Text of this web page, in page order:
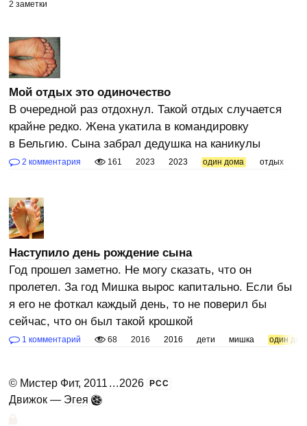
2 заметки
Мой отдых это одиночество
В очередной раз отдохнул. Такой отдых случается
крайне редко. Жена укатила в командировку
в Бельгию. Сына забрал дедушка на каникулы
2 комментария 161 2023 2023 один дома отдых
Наступило день рождение сына
Год прошел заметно. Не могу сказать, что он
пролетел. За год Мишка вырос капитально. Если бы
я его не фоткал каждый день, то не поверил бы
сейчас, что он был такой крошкой
1 комментарий 68 2016 2016 дети мишка один
© Мистер Фит, 2011 ...2026 РСС
Движок — Эгея